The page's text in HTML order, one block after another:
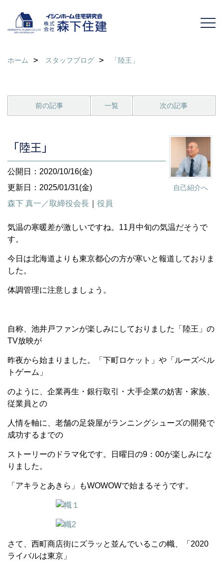
ホーム スタッフブログ 「陸王」
前の記事 一覧 次の記事
自己紹介へ
「陸王」
公開日：2020/10/16(金)
更新日：2025/01/31(金)
森下 真一／取締役会長
役員
気温の寒暖差が激しいですね。11月中旬の気温だそうで
す。
今日は北海道よりも東京都心の方が寒いと報道しておりま
した。
体調管理に注意しましょう。
自称、池井戸ファンが楽しみにしておりました「陸王」の
TV放映が
昨夜から始まりました。「下町ロケット」や「ルーズベル
トゲーム」
のように、企業再生・銀行取引・大手企業の妨害・家族、
従業員との
人情を軸に、老舗の足袋屋がランニングシューズの開発で
成功するまでの
ストーリーのドラマ化です。日曜日の9：00が楽しみにな
りました。
「アキラとあきら」もWOWOWで始まるそうです。
さて、西町商店街にズラッと並んでいるこの幟、「2020
ライバルは東京」